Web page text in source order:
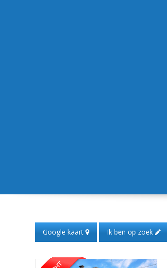
Google kaart Ik ben op zoek